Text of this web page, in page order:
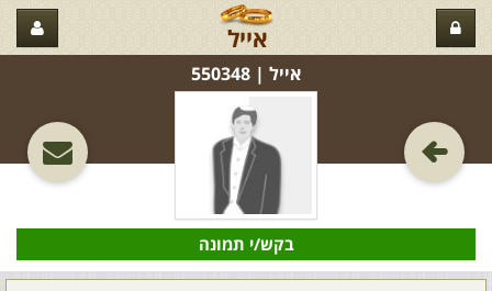
אייל
אייל‏ | 550348
בקש/י תמונה